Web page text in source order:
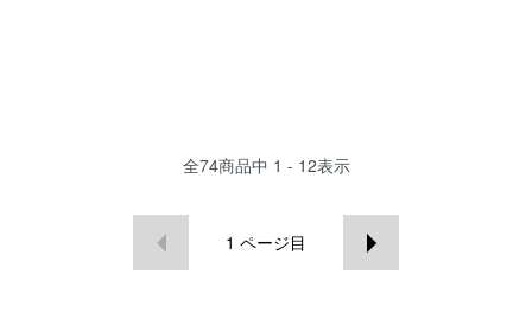
全74商品中 1 - 12表示
1 ページ目